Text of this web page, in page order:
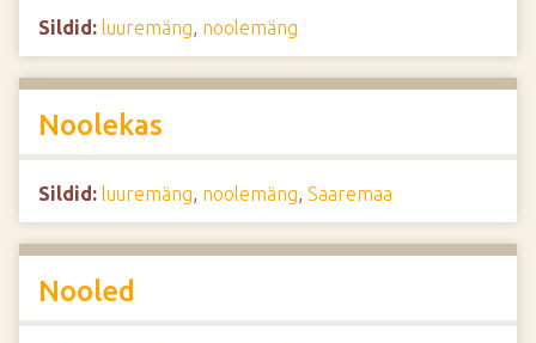
Sildid: luuremäng, noolemäng
Noolekas
Sildid: luuremäng, noolemäng, Saaremaa
Nooled